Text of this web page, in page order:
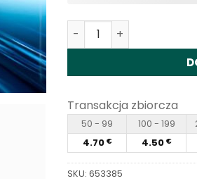
Ilość Vapme Shisha
Transakcja zbiorcza
50 - 99 100 - 199
4.70 € 4.50 €
SKU: 653385